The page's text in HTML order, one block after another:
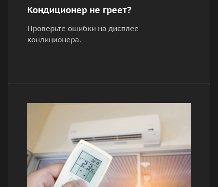
Кондиционер не греет?
Проверьте ошибки на дисплее
кондиционера.